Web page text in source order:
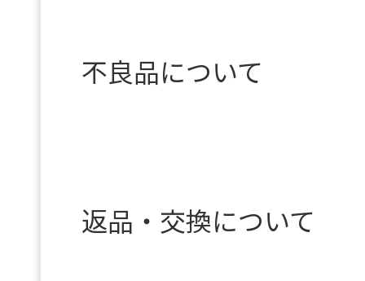
不良品について
返品・交換について